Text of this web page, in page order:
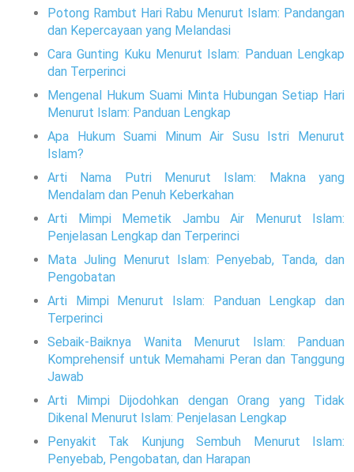
Potong Rambut Hari Rabu Menurut Islam: Pandangan
dan Kepercayaan yang Melandasi
Cara Gunting Kuku Menurut Islam: Panduan Lengkap
dan Terperinci
Mengenal Hukum Suami Minta Hubungan Setiap Hari
Menurut Islam: Panduan Lengkap
Apa Hukum Suami Minum Air Susu Istri Menurut
Islam?
Arti Nama Putri Menurut Islam: Makna yang
Mendalam dan Penuh Keberkahan
Arti Mimpi Memetik Jambu Air Menurut Islam:
Penjelasan Lengkap dan Terperinci
Mata Juling Menurut Islam: Penyebab, Tanda, dan
Pengobatan
Arti Mimpi Menurut Islam: Panduan Lengkap dan
Terperinci
Sebaik-Baiknya Wanita Menurut Islam: Panduan
Komprehensif untuk Memahami Peran dan Tanggung
Jawab
Arti Mimpi Dijodohkan dengan Orang yang Tidak
Dikenal Menurut Islam: Penjelasan Lengkap
Penyakit Tak Kunjung Sembuh Menurut Islam:
Penyebab, Pengobatan, dan Harapan